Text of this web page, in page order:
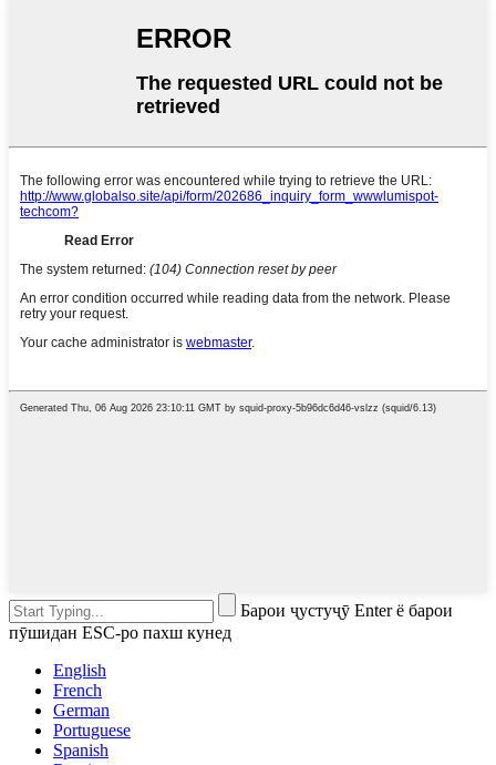
Барои ҷустуҷӯ Enter ё барои
пӯшидан ESC-ро пахш кунед
English
French
German
Portuguese
Spanish